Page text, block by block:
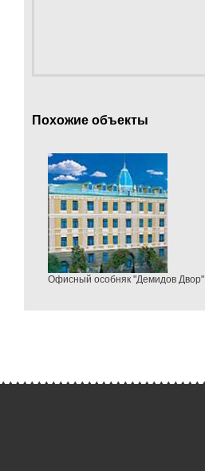
Похожие объекты
Офисный особняк "Демидов Двор"